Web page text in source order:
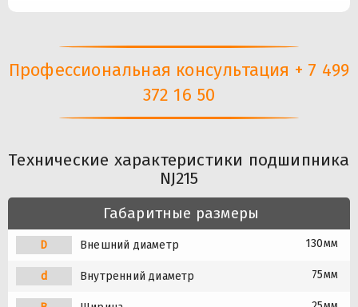
Профессиональная консультация + 7 499
372 16 50
Технические характеристики подшипника
NJ215
Габаритные размеры
D Внешний диаметр 130мм
d Внутренний диаметр 75мм